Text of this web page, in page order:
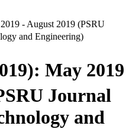
- August 2019 (PSRU
and Engineering)
May 2019
Journal
and